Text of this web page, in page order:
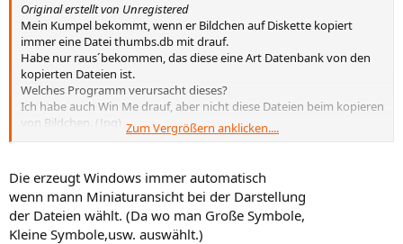
Original erstellt von Unregistered
Mein Kumpel bekommt, wenn er Bildchen auf Diskette kopiert
immer eine Datei thumbs.db mit drauf.
Habe nur raus´bekommen, das diese eine Art Datenbank von den
kopierten Dateien ist.
Welches Programm verursacht dieses?
Ich habe auch Win Me drauf, aber nicht diese Dateien beim kopieren
von Bildchen. (Jpg) Zum Vergrößern anklicken....
Die erzeugt Windows immer automatisch
wenn mann Miniaturansicht bei der Darstellung
der Dateien wählt. (Da wo man Große Symbole,
Kleine Symbole,usw. auswählt.)